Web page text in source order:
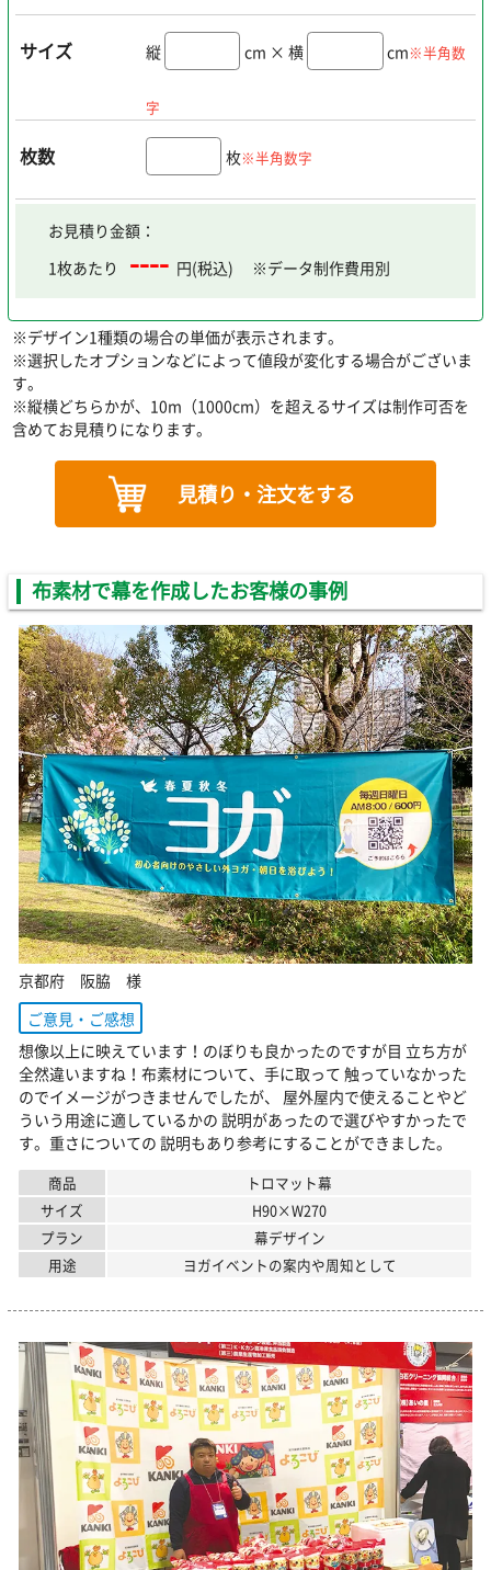
サイズ 縦 cm × 横 cm※半角数
字
枚数 枚※半角数字
お見積り金額：
1枚あたり
---- 円(税込) ※データ制作費用別
※デザイン1種類の場合の単価が表示されます。
※選択したオプションなどによって値段が変化する場合がございま
す。
※縦横どちらかが、10m（1000cm）を超えるサイズは制作可否を
含めてお見積りになります。
見積り・注文をする
布素材で幕を作成したお客様の事例
京都府 阪脇 様
ご意見・ご感想
想像以上に映えています！のぼりも良かったのですが目 立ち方が
全然違いますね！布素材について、手に取って 触っていなかった
のでイメージがつきませんでしたが、 屋外屋内で使えることやど
ういう用途に適しているかの 説明があったので選びやすかったで
す。重さについての 説明もあり参考にすることができました。
商品
トロマット幕
サイズ
H90×W270
プラン
幕デザイン
用途
ヨガイベントの案内や周知として